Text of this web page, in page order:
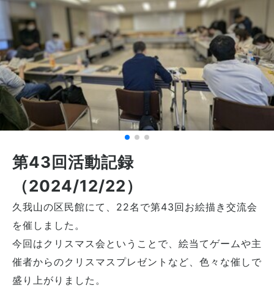
第43回活動記録
（2024/12/22）
久我山の区民館にて、22名で第43回お絵描き交流会
を催しました。
今回はクリスマス会ということで、絵当てゲームや主
催者からのクリスマスプレゼントなど、色々な催しで
盛り上がりました。